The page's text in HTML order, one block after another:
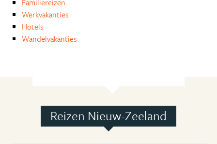
Familiereizen
Werkvakanties
Hotels
Wandelvakanties
Reizen Nieuw-Zeeland